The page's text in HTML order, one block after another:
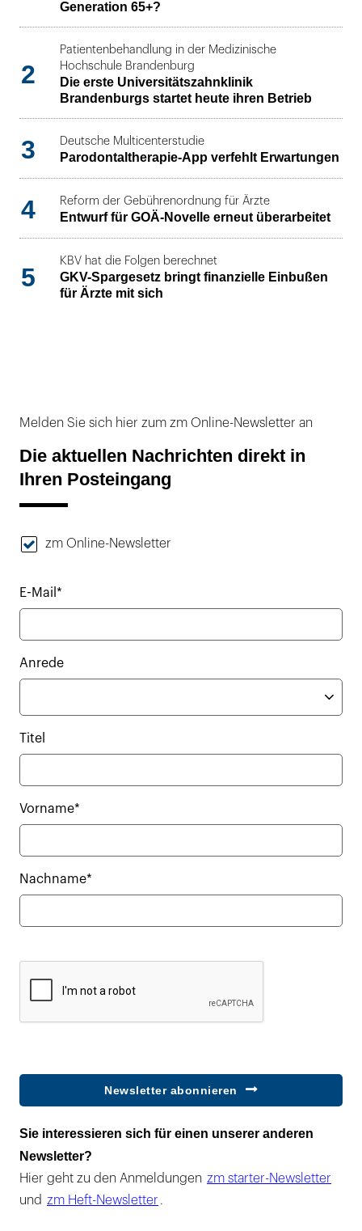
Generation 65+?
2
Patientenbehandlung in der Medizinische
Hochschule Brandenburg
Die erste Universitätszahnklinik
Brandenburgs startet heute ihren Betrieb
3 Deutsche Multicenterstudie
Parodontaltherapie-App verfehlt Erwartungen
4 Reform der Gebührenordnung für Ärzte
Entwurf für GOÄ-Novelle erneut überarbeitet
5
KBV hat die Folgen berechnet
GKV-Spargesetz bringt finanzielle Einbußen
für Ärzte mit sich
Melden Sie sich hier zum zm Online-Newsletter an
Die aktuellen Nachrichten direkt in
Ihren Posteingang
zm Online-Newsletter
E-Mail*
Anrede
Titel
Vorname*
Nachname*
Newsletter abonnieren
Sie interessieren sich für einen unserer anderen
Newsletter?
Hier geht zu den Anmeldungen zm starter-Newsletter
und zm Heft-Newsletter .